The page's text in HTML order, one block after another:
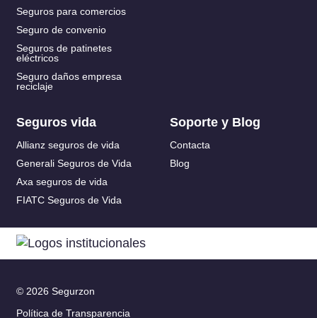
Seguros para comercios
Seguro de convenio
Seguros de patinetes
eléctricos
Seguro daños empresa
reciclaje
Seguros vida
Allianz seguros de vida
Generali Seguros de Vida
Axa seguros de vida
FIATC Seguros de Vida
Soporte y Blog
Contacta
Blog
© 2026 Segurzon
Política de Transparencia